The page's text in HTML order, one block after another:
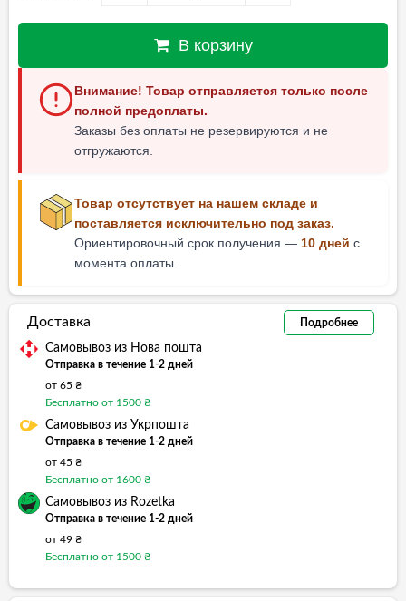
В корзину
Внимание! Товар отправляется только после
полной предоплаты.
Заказы без оплаты не резервируются и не
отгружаются.
Товар отсутствует на нашем складе и
поставляется исключительно под заказ.
Ориентировочный срок получения — 10 дней с
момента оплаты.
Доставка Подробнее
Самовывоз из Нова пошта
Отправка в течение 1-2 дней
от 65 ₴
Бесплатно от 1500 ₴
Самовывоз из Укрпошта
Отправка в течение 1-2 дней
от 45 ₴
Бесплатно от 1600 ₴
Самовывоз из Rozetka
Отправка в течение 1-2 дней
от 49 ₴
Бесплатно от 1500 ₴